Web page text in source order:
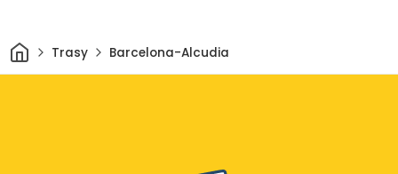
DomTrasy Barcelona-Alcudia